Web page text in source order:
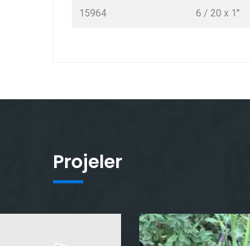
15964 6 / 20 x 1''
Projeler